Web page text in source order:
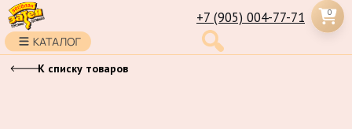
0
+7 (905) 004-77-71
К списку товаров